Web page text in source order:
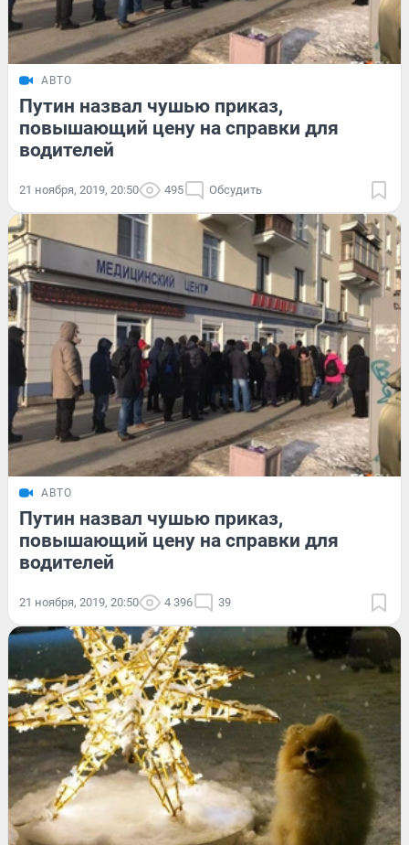
АВТО
Путин назвал чушью приказ,
повышающий цену на справки для
водителей
21 ноября, 2019, 20:50 495 Обсудить
АВТО
Путин назвал чушью приказ,
повышающий цену на справки для
водителей
21 ноября, 2019, 20:50 4 396 39